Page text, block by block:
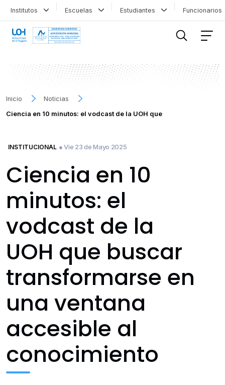
Institutos Escuelas Estudiantes
Inicio
Noticias
Ciencia en 10 minutos: el vodcast de la UOH que
INSTITUCIONAL ● Vie 23 de Mayo 2025
Ciencia en 10
minutos: el
vodcast de la
UOH que buscar
transformarse en
una ventana
accesible al
conocimiento